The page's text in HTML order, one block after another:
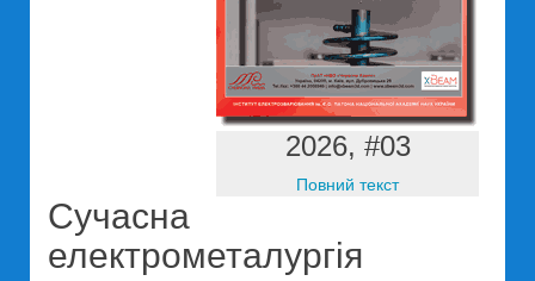
2026, #03
Повний текст
Сучасна
електрометалургія